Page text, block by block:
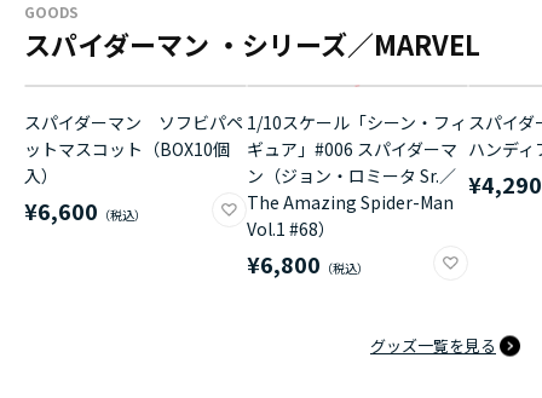
GOODS
スパイダーマン ・シリーズ／MARVEL
スパイダーマン ソフビパペ
ットマスコット（BOX10個
入）
¥6,600
1/10スケール「シーン・フィ
ギュア」#006 スパイダーマ
ン（ジョン・ロミータ Sr.／
The Amazing Spider-Man
Vol.1 #68）
¥6,800
スパイ
ハンディ
¥4,290
グッズ一覧を見る